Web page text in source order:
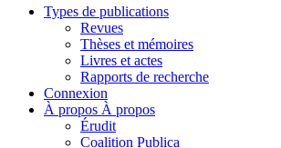
Types de publications
Revues
Thèses et mémoires
Livres et actes
Rapports de recherche
Connexion
À propos À propos
Érudit
Coalition Publica